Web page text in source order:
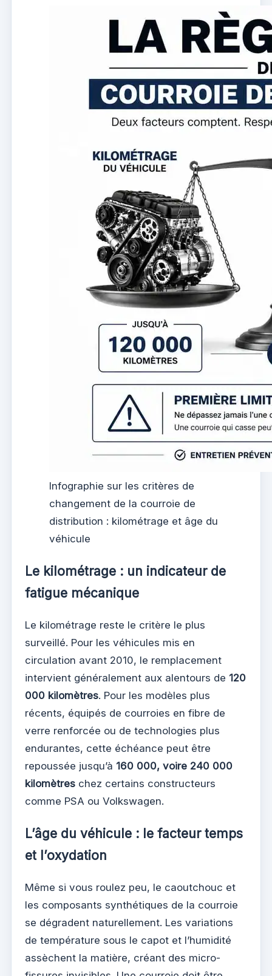
Infographie sur les critères de
changement de la courroie de
distribution : kilométrage et âge du
véhicule
Le kilométrage : un indicateur de
fatigue mécanique
Le kilométrage reste le critère le plus
surveillé. Pour les véhicules mis en
circulation avant 2010, le remplacement
intervient généralement aux alentours de 120
000 kilomètres. Pour les modèles plus
récents, équipés de courroies en fibre de
verre renforcée ou de technologies plus
endurantes, cette échéance peut être
repoussée jusqu’à 160 000, voire 240 000
kilomètres chez certains constructeurs
comme PSA ou Volkswagen.
L’âge du véhicule : le facteur temps
et l’oxydation
Même si vous roulez peu, le caoutchouc et
les composants synthétiques de la courroie
se dégradent naturellement. Les variations
de température sous le capot et l’humidité
assèchent la matière, créant des micro-